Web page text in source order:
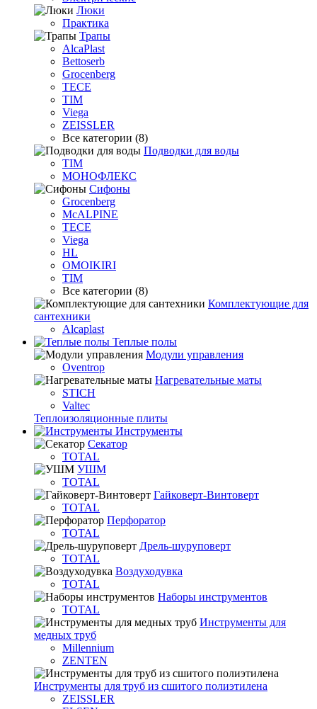
Люки
Практика
Трапы
AlcaPlast
Bettoserb
Grocenberg
TECE
TIM
Viega
ZEISSLER
Все категории (8)
Подводки для воды
TIM
МОНОФЛЕКС
Сифоны
Grocenberg
McALPINE
TECE
Viega
HL
OMOIKIRI
TIM
Все категории (8)
Комплектующие для
сантехники
Alcaplast
Теплые полы
Модули управления
Oventrop
Нагревательные маты
STICH
Valtec
Теплоизоляционные плиты
Инструменты
Секатор
TOTAL
УШМ
TOTAL
Гайковерт-Винтоверт
TOTAL
Перфоратор
TOTAL
Дрель-шуруповерт
TOTAL
Воздуходувка
TOTAL
Наборы инструментов
TOTAL
Инструменты для
медных труб
Millennium
ZENTEN
Инструменты для труб из сшитого полиэтилена
ZEISSLER